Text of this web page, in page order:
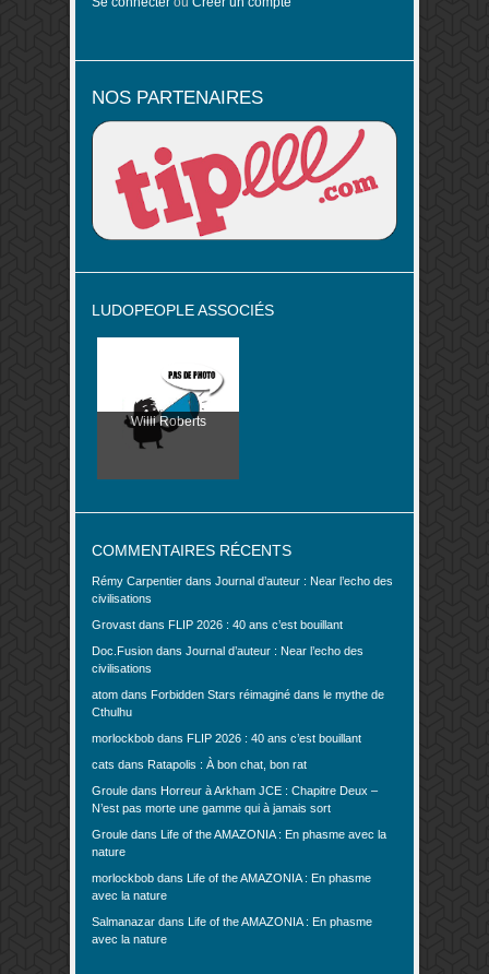
NOS PARTENAIRES
LUDOPEOPLE ASSOCIÉS
Willi Roberts
COMMENTAIRES RÉCENTS
Rémy Carpentier dans Journal d’auteur : Near l’echo des
civilisations
Grovast dans FLIP 2026 : 40 ans c’est bouillant
Doc.Fusion dans Journal d’auteur : Near l’echo des
civilisations
atom dans Forbidden Stars réimaginé dans le mythe de
Cthulhu
morlockbob dans FLIP 2026 : 40 ans c’est bouillant
cats dans Ratapolis : À bon chat, bon rat
Groule dans Horreur à Arkham JCE : Chapitre Deux –
N’est pas morte une gamme qui à jamais sort
Groule dans Life of the AMAZONIA : En phasme avec la
nature
morlockbob dans Life of the AMAZONIA : En phasme
avec la nature
Salmanazar dans Life of the AMAZONIA : En phasme
avec la nature